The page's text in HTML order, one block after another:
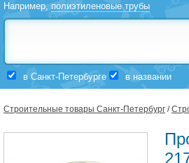
Например,полиэтиленовые трубы
в Санкт-Петербурге в названии
Строительные товары Санкт-Петербург /